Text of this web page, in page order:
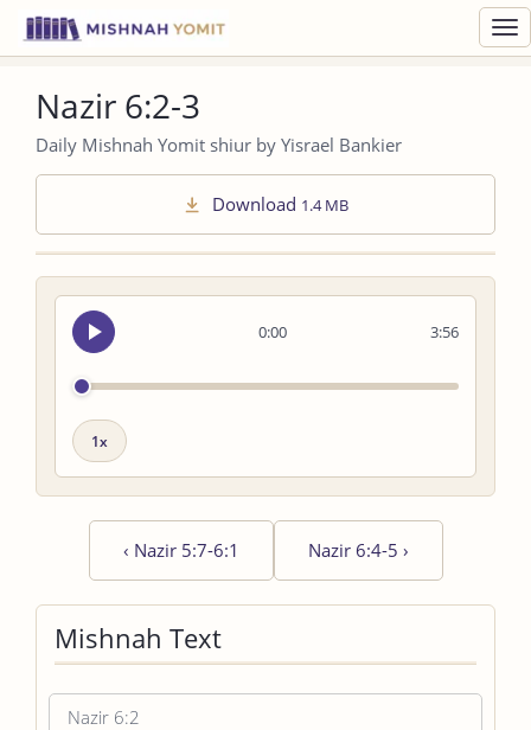
Nazir 6:2-3
Daily Mishnah Yomit shiur by Yisrael Bankier
Download 1.4 MB
0:00
Seek
audio
3:56
Playback
‹ Nazir 5:7-6:1 Nazir 6:4-5 ›
Mishnah Text
Nazir 6:2